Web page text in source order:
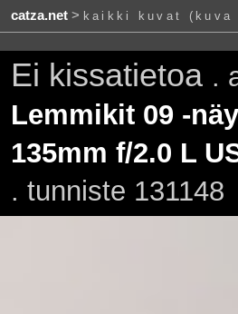
catza.net> kaikki kuvat (kuva
Ei kissatietoa .
Lemmikit 09 -
135mm f/2.0 L
. tunniste 131148